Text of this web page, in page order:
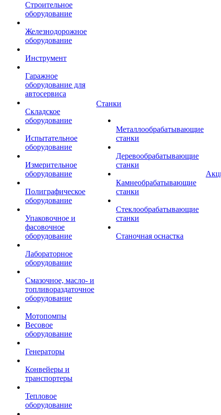
Строительное
оборудование
Железнодорожное
оборудование
Инструмент
Гаражное
оборудование для
автосервиса
Складское
оборудование
Испытательное
оборудование
Измерительное
оборудование
Полиграфическое
оборудование
Упаковочное и
фасовочное
оборудование
Лабораторное
оборудование
Смазочное, масло- и
топливораздаточное
оборудование
Мотопомпы
Весовое
оборудование
Генераторы
Конвейеры и
транспортеры
Тепловое
оборудование
Станки
Металлообрабатывающие
станки
Деревообрабатывающие
станки
Камнеобрабатывающие
станки
Стеклообрабатывающие
станки
Станочная оснастка